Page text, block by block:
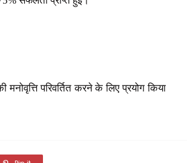
परिवर्तित करने के लिए प्रयोग किया